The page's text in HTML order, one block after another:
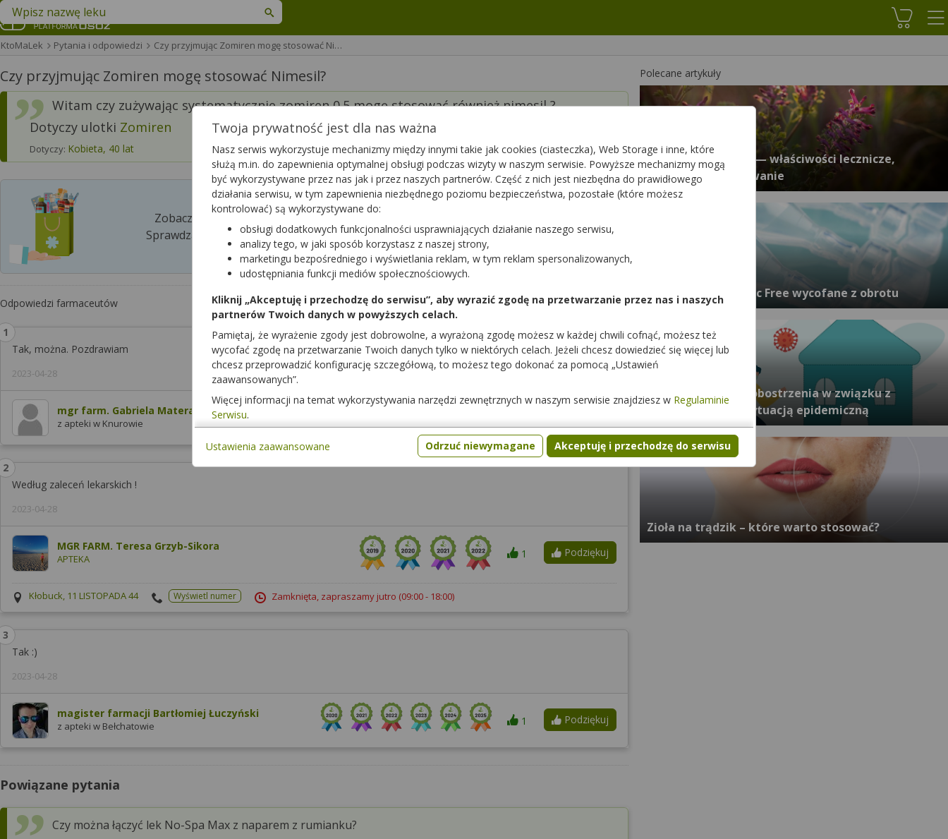
Koszyk
Znajdź lek w swojej okolicy
KtoMaLek Pytania i odpowiedzi Czy przyjmując Zomiren mogę stosować Ni…
Czy przyjmując Zomiren mogę stosować Nimesil?
Witam czy zużywając systematycznie zomiren 0.5 mogę stosować również nimesil ?
Dotyczy ulotki Zomiren
Dotyczy: Kobieta, 40 lat
Zobacz, która apteka w Twoim mieście ma lek
Sprawdzaj dostępność leków w ponad aptek w całej Polsce!
Sprawdź teraz
Odpowiedzi farmaceutów
Tak, można. Pozdrawiam
2023-04-28
mgr farm. Gabriela Matera
z apteki w Knurowie
Według zaleceń lekarskich !
2023-04-28
MGR FARM. Teresa Grzyb-Sikora
APTEKA
Kłobuck, 11 LISTOPADA 44 Wyświetl numer Zamknięta, zapraszamy jutro (09:00 - 18:00)
Podziękuj
1
Tak :)
2023-04-28
magister farmacji Bartłomiej Łuczyński
z apteki w Bełchatowie
Podziękuj
1
Powiązane pytania
Czy można łączyć lek No-Spa Max z naparem z rumianku?
Polecane artykuły
Dymnica pospolita — właściwości lecznicze,
działanie, zastosowanie
Serie kropli Xaloptic Free wycofane z obrotu
COVID-19: Kolejne obostrzenia w związku z
pogarszającą się sytuacją epidemiczną
Zioła na trądzik – które warto stosować?
Twoja prywatność jest dla nas ważna
Nasz serwis wykorzystuje mechanizmy między innymi takie jak cookies (ciasteczka), Web Storage i inne, które
służą m.in. do zapewnienia optymalnej obsługi podczas wizyty w naszym serwisie. Powyższe mechanizmy mogą
być wykorzystywane przez nas jak i przez naszych partnerów. Część z nich jest niezbędna do prawidłowego
działania serwisu, w tym zapewnienia niezbędnego poziomu bezpieczeństwa, pozostałe (które możesz
kontrolować) są wykorzystywane do:
obsługi dodatkowych funkcjonalności usprawniających działanie naszego serwisu,
analizy tego, w jaki sposób korzystasz z naszej strony,
marketingu bezpośredniego i wyświetlania reklam, w tym reklam spersonalizowanych,
udostępniania funkcji mediów społecznościowych.
Kliknij „Akceptuję i przechodzę do serwisu”, aby wyrazić zgodę na przetwarzanie przez nas i naszych
partnerów Twoich danych w powyższych celach.
Pamiętaj, że wyrażenie zgody jest dobrowolne, a wyrażoną zgodę możesz w każdej chwili cofnąć, możesz też
wycofać zgodę na przetwarzanie Twoich danych tylko w niektórych celach. Jeżeli chcesz dowiedzieć się więcej lub
chcesz przeprowadzić konfigurację szczegółową, to możesz tego dokonać za pomocą „Ustawień
zaawansowanych”.
Więcej informacji na temat wykorzystywania narzędzi zewnętrznych w naszym serwisie znajdziesz w Regulaminie
Serwisu.
Odrzuć niewymagane Akceptuję i przechodzę do serwisu
Ustawienia zaawansowane